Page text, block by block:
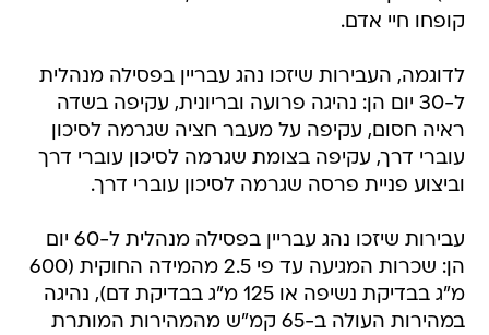
קופחו חיי אדם.
לדוגמה, העבירות שיזכו נהג עבריין בפסילה מנהלית
ל-30 יום הן: נהיגה פרועה ובריונית, עקיפה בשדה
ראיה חסום, עקיפה על מעבר חציה שגרמה לסיכון
עוברי דרך, עקיפה בצומת שגרמה לסיכון עוברי דרך
וביצוע פניית פרסה שגרמה לסיכון עוברי דרך.
עבירות שיזכו נהג עבריין בפסילה מנהלית ל-60 יום
הן: שכרות המגיעה עד פי 2.5 מהמידה החוקית (600
מ"ג בבדיקת נשיפה או 125 מ"ג בבדיקת דם), נהיגה
במהירות העולה ב-65 קמ"ש מהמהירות המותרת